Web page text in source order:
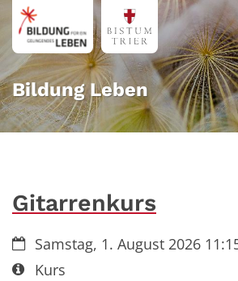
Zum Inhalt springen
Bildung Leben
Gitarrenkurs
Datum:Samstag, 1. August 2026
Art bzw. Nummer:
Kurs